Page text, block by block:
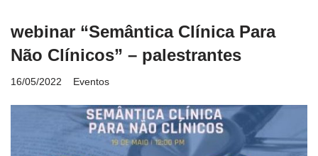
webinar “Semântica Clínica Para
Não Clínicos” – palestrantes
16/05/2022 Eventos